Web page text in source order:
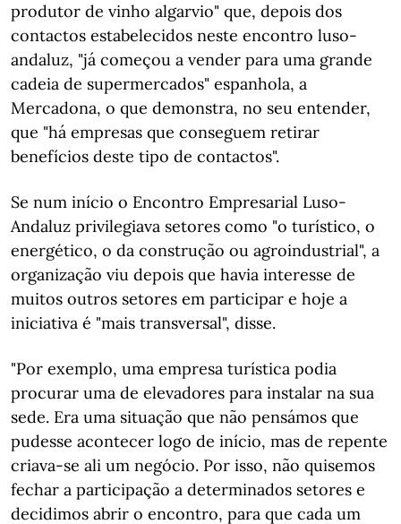
produtor de vinho algarvio" que, depois dos
contactos estabelecidos neste encontro luso-
andaluz, "já começou a vender para uma grande
cadeia de supermercados" espanhola, a
Mercadona, o que demonstra, no seu entender,
que "há empresas que conseguem retirar
benefícios deste tipo de contactos".
Se num início o Encontro Empresarial Luso-
Andaluz privilegiava setores como "o turístico, o
energético, o da construção ou agroindustrial", a
organização viu depois que havia interesse de
muitos outros setores em participar e hoje a
iniciativa é "mais transversal", disse.
"Por exemplo, uma empresa turística podia
procurar uma de elevadores para instalar na sua
sede. Era uma situação que não pensámos que
pudesse acontecer logo de início, mas de repente
criava-se ali um negócio. Por isso, não quisemos
fechar a participação a determinados setores e
decidimos abrir o encontro, para que cada um